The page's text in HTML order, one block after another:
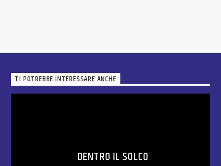
TI POTREBBE INTERESSARE ANCHE
DENTRO IL SOLCO